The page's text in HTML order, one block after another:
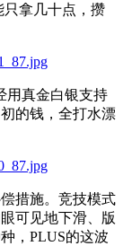
拿几十点，攒
用真金白银支持
的钱 ， 全打水漂
措施。 竞技模式
可见地下滑、版
，PLUS的这波